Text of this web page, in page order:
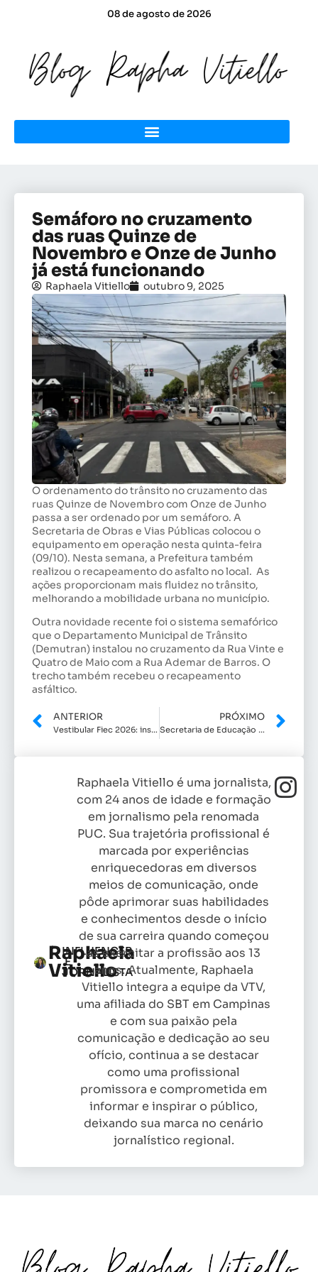
08 de agosto de 2026
Semáforo no cruzamento
das ruas Quinze de
Novembro e Onze de Junho
já está funcionando
Raphaela Vitiello outubro 9, 2025
O ordenamento do trânsito no cruzamento das
ruas Quinze de Novembro com Onze de Junho
passa a ser ordenado por um semáforo. A
Secretaria de Obras e Vias Públicas colocou o
equipamento em operação nesta quinta-feira
(09/10). Nesta semana, a Prefeitura também
realizou o recapeamento do asfalto no local. As
ações proporcionam mais fluidez no trânsito,
melhorando a mobilidade urbana no município.
Outra novidade recente foi o sistema semafórico
que o Departamento Municipal de Trânsito
(Demutran) instalou no cruzamento da Rua Vinte e
Quatro de Maio com a Rua Ademar de Barros. O
trecho também recebeu o recapeamento
asfáltico.
ANTERIOR
Vestibular Fiec 2026: inscrições abertas para o curso de Tecnólogo em Processos Químicos
PRÓXIMO
Secretaria de Educação disponibiliza Calendário Escolar na plataforma Minha Indaiatuba
Raphaela
Vitiello
INFLUENCER
E
JORNALISTA
Raphaela Vitiello é uma jornalista,
com 24 anos de idade e formação
em jornalismo pela renomada
PUC. Sua trajetória profissional é
marcada por experiências
enriquecedoras em diversos
meios de comunicação, onde
pôde aprimorar suas habilidades
e conhecimentos desde o início
de sua carreira quando começou
as exercitar a profissão aos 13
anos. Atualmente, Raphaela
Vitiello integra a equipe da VTV,
uma afiliada do SBT em Campinas
e com sua paixão pela
comunicação e dedicação ao seu
ofício, continua a se destacar
como uma profissional
promissora e comprometida em
informar e inspirar o público,
deixando sua marca no cenário
jornalístico regional.